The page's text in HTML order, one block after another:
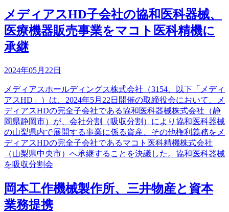
メディアスHD子会社の協和医科器械、
医療機器販売事業をマコト医科精機に
承継
2024年05月22日
メディアスホールディングス株式会社（3154、以下「メディ
アスHD」）は、2024年5月22日開催の取締役会において、メ
ディアスHDの完全子会社である協和医科器械株式会社（静
岡県静岡市）が、会社分割（吸収分割）により協和医科器械
の山梨県内で展開する事業に係る資産、その他権利義務をメ
ディアスHDの完全子会社であるマコト医科精機株式会社
（山梨県中央市）へ承継することを決議した。協和医科器械
を吸収分割会
岡本工作機械製作所、三井物産と資本
業務提携